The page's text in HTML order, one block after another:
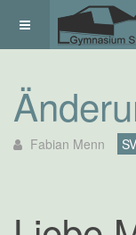
Fabian Menn SV